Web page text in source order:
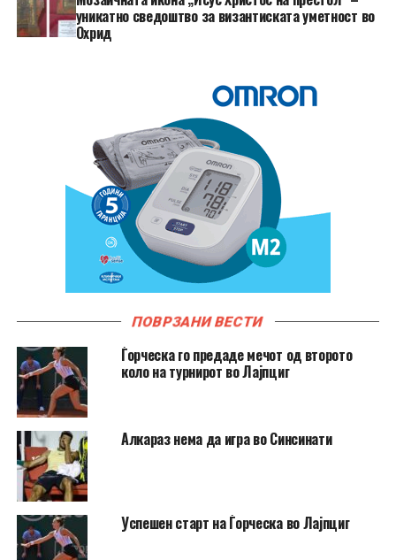
уникатно сведоштво за византиската уметност во
Охрид
ПОВРЗАНИ ВЕСТИ
Ѓорческа го предаде мечот од второто
коло на турнирот во Лајпциг
Алкараз нема да игра во Синсинати
Успешен старт на Ѓорческа во Лајпциг